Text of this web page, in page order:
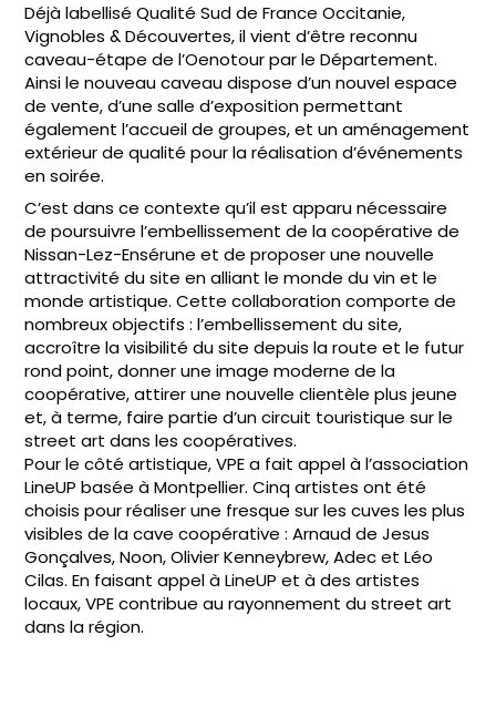
Déjà labellisé Qualité Sud de France Occitanie,
Vignobles & Découvertes, il vient d’être reconnu
caveau-étape de l’Oenotour par le Département.
Ainsi le nouveau caveau dispose d’un nouvel espace
de vente, d’une salle d’exposition permettant
également l’accueil de groupes, et un aménagement
extérieur de qualité pour la réalisation d’événements
en soirée.
C’est dans ce contexte qu’il est apparu nécessaire
de poursuivre l’embellissement de la coopérative de
Nissan-Lez-Ensérune et de proposer une nouvelle
attractivité du site en alliant le monde du vin et le
monde artistique. Cette collaboration comporte de
nombreux objectifs : l’embellissement du site,
accroître la visibilité du site depuis la route et le futur
rond point, donner une image moderne de la
coopérative, attirer une nouvelle clientèle plus jeune
et, à terme, faire partie d’un circuit touristique sur le
street art dans les coopératives.
Pour le côté artistique, VPE a fait appel à l’association
LineUP basée à Montpellier. Cinq artistes ont été
choisis pour réaliser une fresque sur les cuves les plus
visibles de la cave coopérative : Arnaud de Jesus
Gonçalves, Noon, Olivier Kenneybrew, Adec et Léo
Cilas. En faisant appel à LineUP et à des artistes
locaux, VPE contribue au rayonnement du street art
dans la région.